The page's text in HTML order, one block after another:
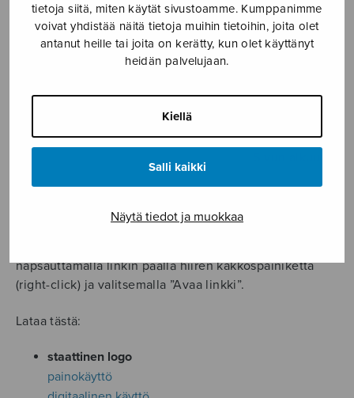
tietoja siitä, miten käytät sivustoamme. Kumppanimme
voivat yhdistää näitä tietoja muihin tietoihin, joita olet
antanut heille tai joita on kerätty, kun olet käyttänyt
heidän palvelujaan.
Kiellä
Salli kaikki
Näytä tiedot ja muokkaa
näy automaattisesti linkkeinä, saat linkin auki
napsauttamalla linkin päällä hiiren kakkospainiketta
(right-click) ja valitsemalla ”Avaa linkki”.
Instagramiin, mutta niitä voi käyttää myös muilla
Kaikille tarkoitetut logoaineistot
HUOM! Jos ohjeessa vaalean vihreät linkkitekstit eivät
napsauttamalla linkin päällä hiiren kakkospainiketta
(right-click) ja valitsemalla ”Avaa linkki”.
Lataa tästä:
staattinen logo
painokäyttö